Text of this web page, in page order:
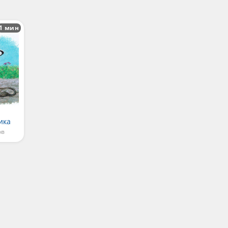
мин